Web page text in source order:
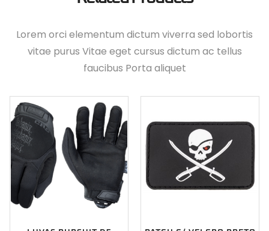
Lorem orci elementum dictum viverra sed lobortis
vitae purus Vitae eget cursus dictum ac tellus
faucibus Porta aliquet